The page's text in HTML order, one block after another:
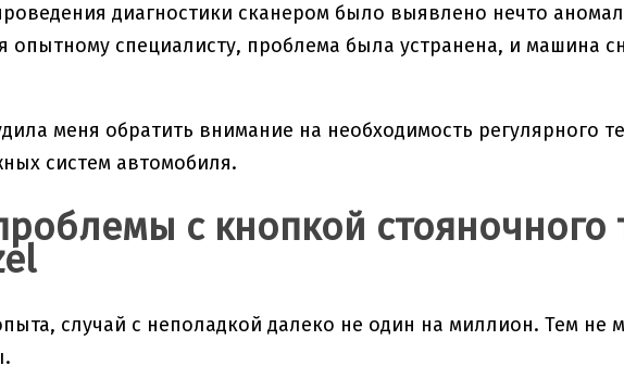
диагностики сканером было выявлено нечто
опытному специалисту, проблема была устранена, и машина
меня обратить внимание на необходимость регулярного
систем автомобиля.
с кнопкой стояночного
случай с неполадкой далеко не один на миллион. Тем не